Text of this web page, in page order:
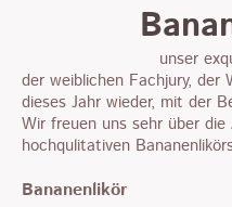
unser
der weiblichen Fachjury, der
dieses Jahr wieder, mit der
Wir freuen uns sehr über die
hochqulitativen
Bananenlikör